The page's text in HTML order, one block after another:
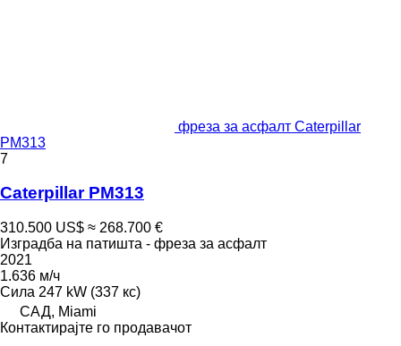
фреза за асфалт Caterpillar
PM313
7
Caterpillar PM313
310.500 US$ ≈ 268.700 €
Изградба на патишта - фреза за асфалт
2021
1.636 м/ч
Сила 247 kW (337 кс)
САД, Miami
Контактирајте го продавачот